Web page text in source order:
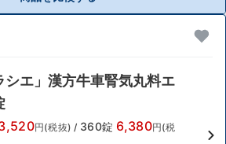
シエ」漢方牛車腎気丸料エ
円(税抜) / 360錠 6,380円(税